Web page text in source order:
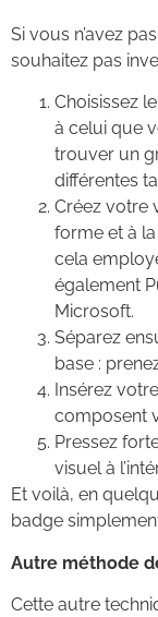
Si vous n’avez
souhaitez pas
Choisissez
à celui que
trouver un
différentes
Créez votre
forme et à
cela
également
Microsoft.
Séparez
base :
Insérez
composent
Pressez
visuel à
Et voilà, en
badge
Autre méthode
Cette autre